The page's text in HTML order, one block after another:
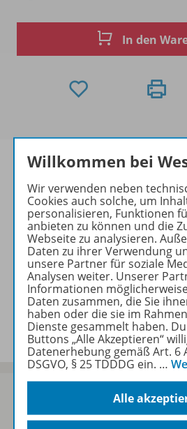
In den
Zugehörige Produkte
Benachrichtigungs-
Willkommen bei
Wir verwenden neben
Cookies auch solche, um
personalisieren, Funktionen
anbieten zu können und die
Webseite zu analysieren.
Daten zu ihrer Verwendung
unsere Partner für soziale
Analysen weiter. Unserer
Informationen
Daten zusammen, die Sie
haben oder die sie im
Dienste gesammelt haben.
Buttons „Alle Akzeptieren“
Datenerhebung gemäß Art. 6
DSGVO, § 25 TDDDG ein. …
Alle